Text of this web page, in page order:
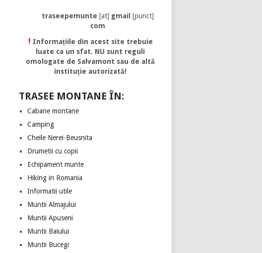
traseepemunte [at] gmail [punct]
com
! Informațiile din acest site trebuie
luate ca un sfat. NU sunt reguli
omologate de Salvamont sau de altă
instituție autorizată!
TRASEE MONTANE ÎN:
Cabane montane
Camping
Cheile Nerei-Beusnita
Drumetii cu copii
Echipament munte
Hiking in Romania
Informatii utile
Muntii Almajului
Muntii Apuseni
Muntii Baiului
Muntii Bucegi